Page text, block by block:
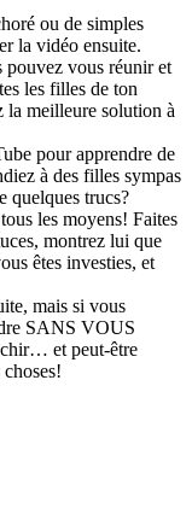
ou de simples
la vidéo ensuite.
pouvez vous réunir et
les filles de ton
la meilleure solution à
pour apprendre de
à des filles sympas
quelques trucs?
les moyens! Faites
montrez lui que
êtes investies, et
mais si vous
SANS VOUS
et peut-être